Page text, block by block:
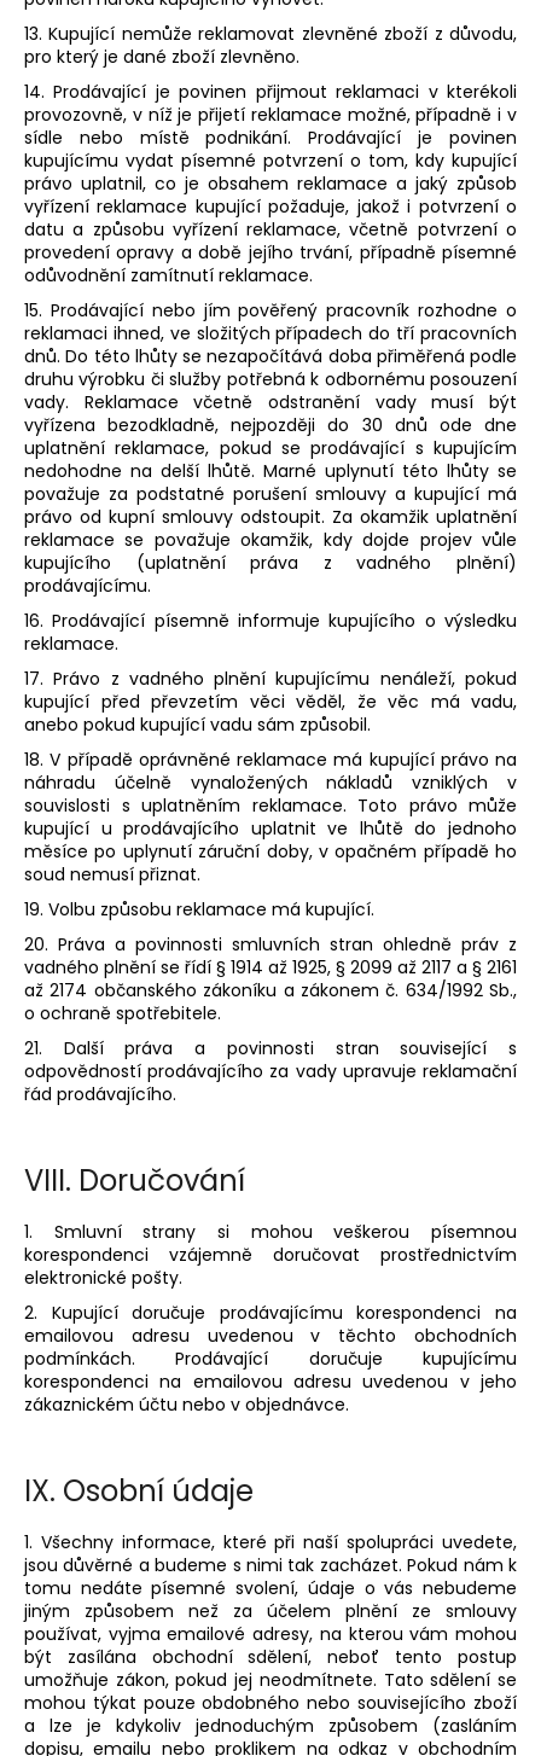
13. Kupující nemůže reklamovat zlevněné zboží z důvodu,
pro který je dané zboží zlevněno.
14. Prodávající je povinen přijmout reklamaci v kterékoli
provozovně, v níž je přijetí reklamace možné, případně i v
sídle nebo místě podnikání. Prodávající je povinen
kupujícímu vydat písemné potvrzení o tom, kdy kupující
právo uplatnil, co je obsahem reklamace a jaký způsob
vyřízení reklamace kupující požaduje, jakož i potvrzení o
datu a způsobu vyřízení reklamace, včetně potvrzení o
provedení opravy a době jejího trvání, případně písemné
odůvodnění zamítnutí reklamace.
15. Prodávající nebo jím pověřený pracovník rozhodne o
reklamaci ihned, ve složitých případech do tří pracovních
dnů. Do této lhůty se nezapočítává doba přiměřená podle
druhu výrobku či služby potřebná k odbornému posouzení
vady. Reklamace včetně odstranění vady musí být
vyřízena bezodkladně, nejpozději do 30 dnů ode dne
uplatnění reklamace, pokud se prodávající s kupujícím
nedohodne na delší lhůtě. Marné uplynutí této lhůty se
považuje za podstatné porušení smlouvy a kupující má
právo od kupní smlouvy odstoupit. Za okamžik uplatnění
reklamace se považuje okamžik, kdy dojde projev vůle
kupujícího (uplatnění práva z vadného plnění)
prodávajícímu.
16. Prodávající písemně informuje kupujícího o výsledku
reklamace.
17. Právo z vadného plnění kupujícímu nenáleží, pokud
kupující před převzetím věci věděl, že věc má vadu,
anebo pokud kupující vadu sám způsobil.
18. V případě oprávněné reklamace má kupující právo na
náhradu účelně vynaložených nákladů vzniklých v
souvislosti s uplatněním reklamace. Toto právo může
kupující u prodávajícího uplatnit ve lhůtě do jednoho
měsíce po uplynutí záruční doby, v opačném případě ho
soud nemusí přiznat.
19. Volbu způsobu reklamace má kupující.
20. Práva a povinnosti smluvních stran ohledně práv z
vadného plnění se řídí § 1914 až 1925, § 2099 až 2117 a § 2161
až 2174 občanského zákoníku a zákonem č. 634/1992 Sb.,
o ochraně spotřebitele.
21. Další práva a povinnosti stran související s
odpovědností prodávajícího za vady upravuje reklamační
řád prodávajícího.
VIII. Doručování
1. Smluvní strany si mohou veškerou písemnou
korespondenci vzájemně doručovat prostřednictvím
elektronické pošty.
2. Kupující doručuje prodávajícímu korespondenci na
emailovou adresu uvedenou v těchto obchodních
podmínkách. Prodávající doručuje kupujícímu
korespondenci na emailovou adresu uvedenou v jeho
zákaznickém účtu nebo v objednávce.
IX. Osobní údaje
1. Všechny informace, které při naší spolupráci uvedete,
jsou důvěrné a budeme s nimi tak zacházet. Pokud nám k
tomu nedáte písemné svolení, údaje o vás nebudeme
jiným způsobem než za účelem plnění ze smlouvy
používat, vyjma emailové adresy, na kterou vám mohou
být zasílána obchodní sdělení, neboť tento postup
umožňuje zákon, pokud jej neodmítnete. Tato sdělení se
mohou týkat pouze obdobného nebo souvisejícího zboží
a lze je kdykoliv jednoduchým způsobem (zasláním
dopisu, emailu nebo proklikem na odkaz v obchodním